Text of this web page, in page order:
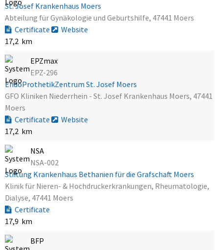
St. Josef Krankenhaus Moers
Abteilung für Gynäkologie und Geburtshilfe, 47441 Moers
Certificate
Website
17,2 km
EPZmax
EPZ-296
EndoProthetikZentrum St. Josef Moers
GFO Kliniken Niederrhein - St. Josef Krankenhaus Moers, 47441
Moers
Certificate
Website
17,2 km
NSA
NSA-002
Stiftung Krankenhaus Bethanien für die Grafschaft Moers
Klinik für Nieren- & Hochdruckerkrankungen, Rheumatologie,
Dialyse, 47441 Moers
Certificate
17,9 km
BFP